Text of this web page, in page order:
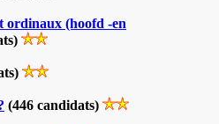
ordinaux (hoofd -en
(446 candidats)